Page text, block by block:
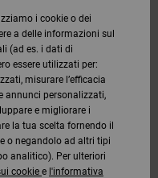
i cookie o dei
a delle informazioni sul
(ad es. i dati di
essere utilizzati per:
misurare l’efficacia
annunci personalizzati,
e migliorare i
la tua scelta fornendo il
o negandolo ad altri tipi
analitico). Per ulteriori
cookie e l'informativa